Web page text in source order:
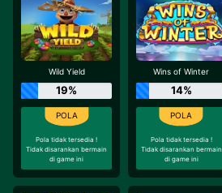
Wild Yield
19%
Pola tidak tersedia !
Tidak disarankan bermain
di game ini
Wins of Winter
14%
Pola tidak tersedia !
Tidak disarankan bermain
di game ini